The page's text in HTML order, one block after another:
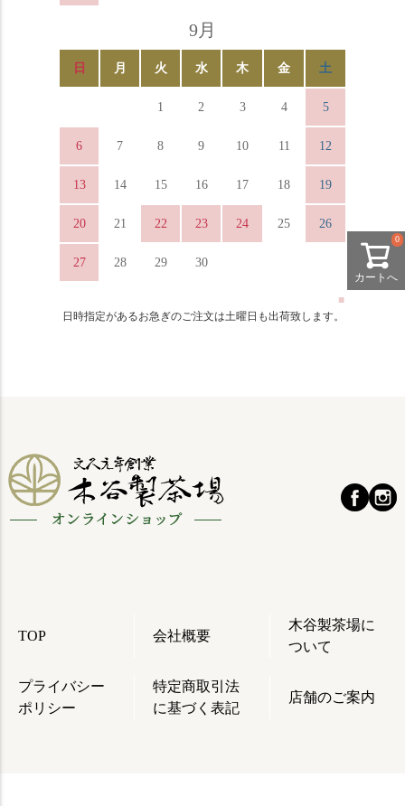
カートへ
0
9月
日 月 火 水 木 金 土
1 2 3 4 5
6 7 8 9 10 11 12
13 14 15 16 17 18 19
20 21 22 23 24 25 26
27 28 29 30
■
日時指定があるお急ぎのご注文は土曜日も出荷致します。
TOP 会社概要
木谷製茶場に
ついて
プライバシー
ポリシー
特定商取引法
に基づく表記
店舗のご案内